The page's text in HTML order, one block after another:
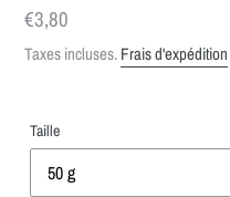
Prix
normal
€3,80
Taxes incluses.Frais d'expédition
Taille